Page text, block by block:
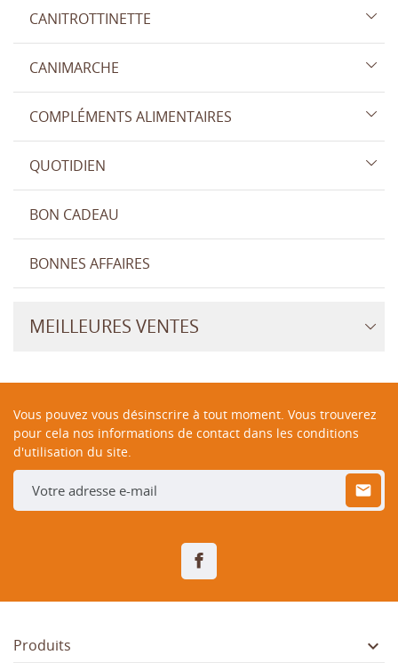
CANITROTTINETTE
CANIMARCHE
COMPLÉMENTS ALIMENTAIRES
QUOTIDIEN
BON CADEAU
BONNES AFFAIRES
MEILLEURES VENTES
Vous pouvez vous désinscrire à tout moment. Vous trouverez
pour cela nos informations de contact dans les conditions
d'utilisation du site.
Facebook
Produits 